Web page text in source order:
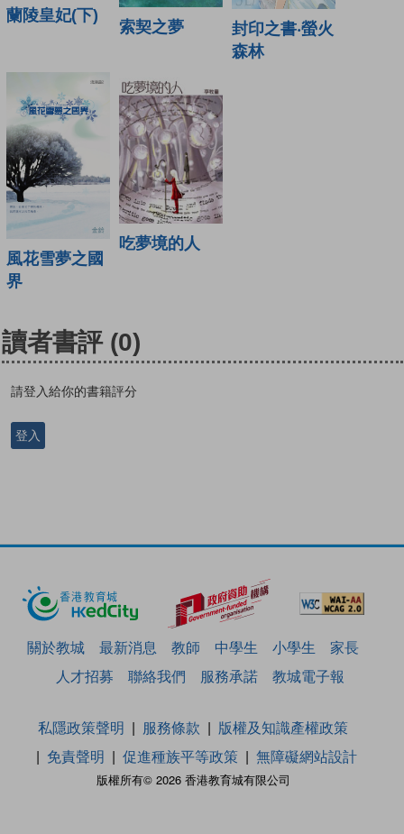
蘭陵皇妃(下)
索契之夢
封印之書‧螢火
森林
風花雪夢之國
界
吃夢境的人
讀者書評 (0)
請登入給你的書籍評分
登入
關於教城 最新消息 教師 中學生 小學生
家長
人才招募
聯絡我們 服務承諾 教城電子報
版權所有© 2026 香港教育城有限公司
私隱政策聲明 服務條款
版權及知識產權政策
免責聲明
促進種族平等政策 無障礙網站設計